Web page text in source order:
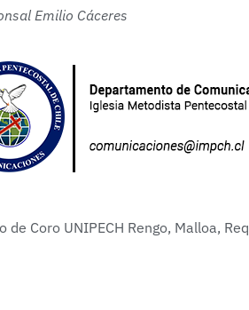
Emilio Cáceres